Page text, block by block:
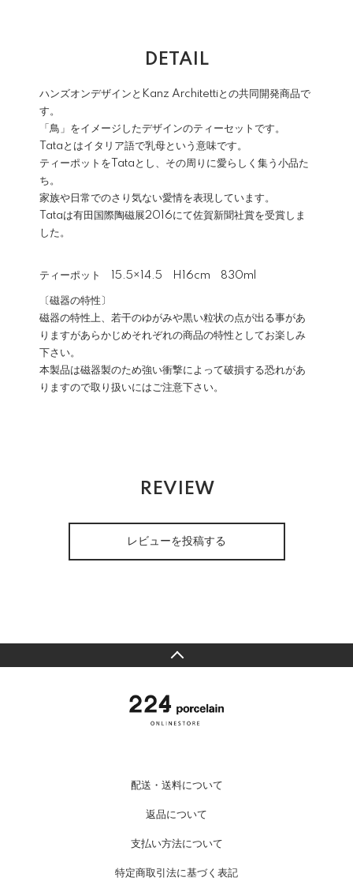
DETAIL
ハンズオンデザインとKanz Architettiとの共同開発商品で
す。
「鳥」をイメージしたデザインのティーセットです。
Tataとはイタリア語で乳母という意味です。
ティーポットをTataとし、その周りに愛らしく集う小品た
ち。
家族や日常でのさり気ない愛情を表現しています。
Tataは有田国際陶磁展2016にて佐賀新聞社賞を受賞しま
した。
ティーポット 15.5×14.5 H16cm 830ml
〔磁器の特性〕
磁器の特性上、若干のゆがみや黒い粒状の点が出る事があ
りますがあらかじめそれぞれの商品の特性としてお楽しみ
下さい。
本製品は磁器製のため強い衝撃によって破損する恐れがあ
りますので取り扱いにはご注意下さい。
REVIEW
レビューを投稿する
配送・送料について
返品について
支払い方法について
特定商取引法に基づく表記